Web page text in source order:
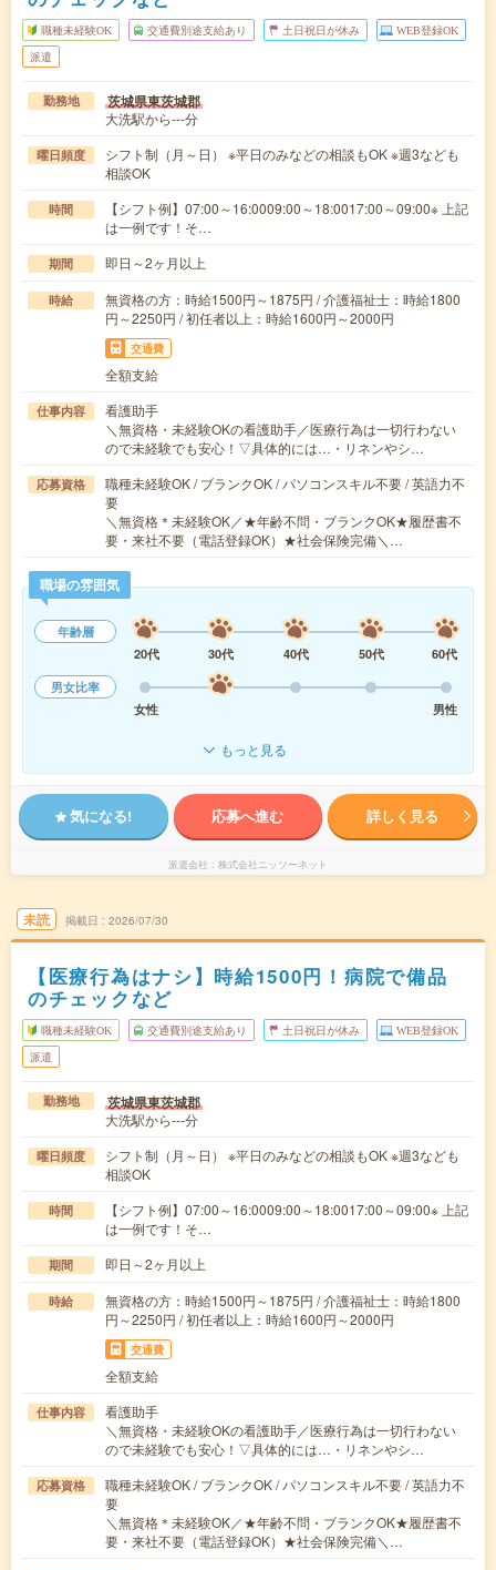
職種未経験OK 交通費別途支給あり 土日祝日が休み WEB登録OK
派遣
勤務地 茨城県東茨城郡
大洗駅から---分
曜日頻度
シフト制（月～日） ※平日のみなどの相談もOK ※週3なども
相談OK
時間
【シフト例】07:00～16:0009:00～18:0017:00～09:00※ 上記
は一例です！そ…
期間 即日～2ヶ月以上
時給
無資格の方：時給1500円～1875円 / 介護福祉士：時給1800
円～2250円 / 初任者以上：時給1600円～2000円
交通費
全額支給
仕事内容
看護助手
＼無資格・未経験OKの看護助手／医療行為は一切行わない
ので未経験でも安心！▽具体的には…・リネンやシ…
応募資格
職種未経験OK / ブランクOK / パソコンスキル不要 / 英語力不
要
＼無資格＊未経験OK／★年齢不問・ブランクOK★履歴書不
要・来社不要（電話登録OK）★社会保険完備＼…
職場の雰囲気
年齢層
20代
30代 40代 50代
60代
男女比率
女性
男性
もっと見る
気になる! 応募へ進む 詳しく見る
派遣会社 株式会社ニッソーネット
未読 掲載日 2026/07/30
【医療行為はナシ】時給1500円！病院で備品
のチェックなど
職種未経験OK 交通費別途支給あり 土日祝日が休み WEB登録OK
派遣
勤務地 茨城県東茨城郡
大洗駅から---分
曜日頻度
シフト制（月～日） ※平日のみなどの相談もOK ※週3なども
相談OK
時間
【シフト例】07:00～16:0009:00～18:0017:00～09:00※ 上記
は一例です！そ…
期間 即日～2ヶ月以上
時給
無資格の方：時給1500円～1875円 / 介護福祉士：時給1800
円～2250円 / 初任者以上：時給1600円～2000円
交通費
全額支給
仕事内容
看護助手
＼無資格・未経験OKの看護助手／医療行為は一切行わない
ので未経験でも安心！▽具体的には…・リネンやシ…
応募資格
職種未経験OK / ブランクOK / パソコンスキル不要 / 英語力不
要
＼無資格＊未経験OK／★年齢不問・ブランクOK★履歴書不
要・来社不要（電話登録OK）★社会保険完備＼…